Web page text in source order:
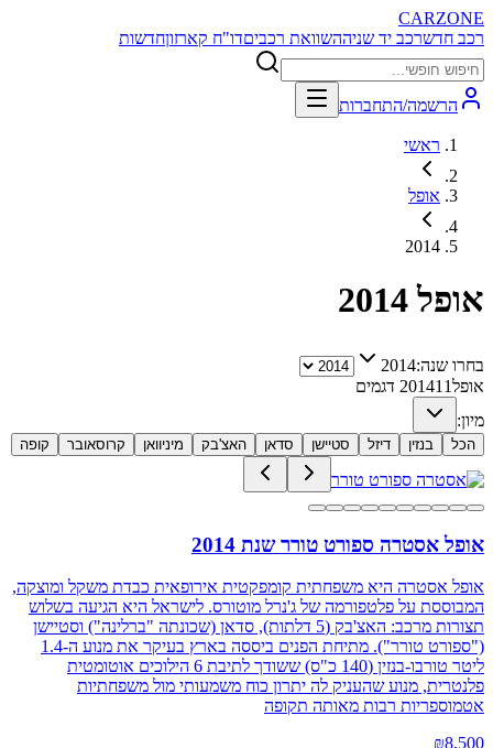
CARZONE
רכב חדשרכב יד שניההשוואת רכביםדו"ח קארזוןחדשות
הרשמה/התחברות
ראשי
אופל
2014
אופל 2014
בחרו שנה:2014
אופל
201411
דגמים
מיון:
הכל בנזין דיזל סטיישן סדאן האצ'בק מיניוואן קרוסאובר קופה
אופל אסטרה ספורט טורר שנת 2014
אופל אסטרה היא משפחתית קומפקטית אירופאית כבדת משקל ומוצקה,
המבוססת על פלטפורמה של ג'נרל מוטורס. לישראל היא הגיעה בשלוש
תצורות מרכב: האצ'בק (5 דלתות), סדאן (שכונתה "ברלינה") וסטיישן
("ספורט טורר"). מתיחת הפנים ביססה בארץ בעיקר את מנוע ה-1.4
ליטר טורבו-בנזין (140 כ"ס) ששודך לתיבת 6 הילוכים אוטומטית
פלנטרית, מנוע שהעניק לה יתרון כוח משמעותי מול משפחתיות
אטמוספריות רבות מאותה תקופה
₪8,500